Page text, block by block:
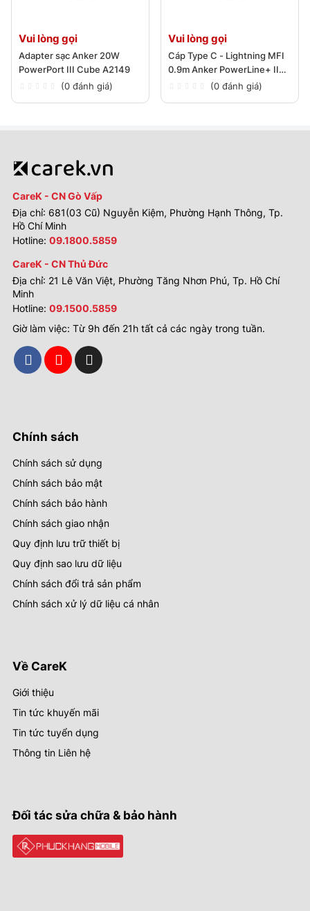
Vui lòng gọi
Adapter sạc Anker 20W
PowerPort III Cube A2149
(0 đánh giá)
Vui lòng gọi
Cáp Type C - Lightning MFI
0.9m Anker PowerLine+ II
(0 đánh giá)
CareK - CN Gò Vấp
Địa chỉ: 681(03 Cũ) Nguyễn Kiệm, Phường Hạnh Thông, Tp.
Hồ Chí Minh
Hotline: 09.1800.5859
CareK - CN Thủ Đức
Địa chỉ: 21 Lê Văn Việt, Phường Tăng Nhơn Phú, Tp. Hồ Chí
Minh
Hotline: 09.1500.5859
Giờ làm việc: Từ 9h đến 21h tất cả các ngày trong tuần.
Chính sách
Chính sách sử dụng
Chính sách bảo mật
Chính sách bảo hành
Chính sách giao nhận
Quy định lưu trữ thiết bị
Quy định sao lưu dữ liệu
Chính sách đổi trả sản phẩm
Chính sách xử lý dữ liệu cá nhân
Về CareK
Giới thiệu
Tin tức khuyến mãi
Tin tức tuyển dụng
Thông tin Liên hệ
Đối tác sửa chữa & bảo hành